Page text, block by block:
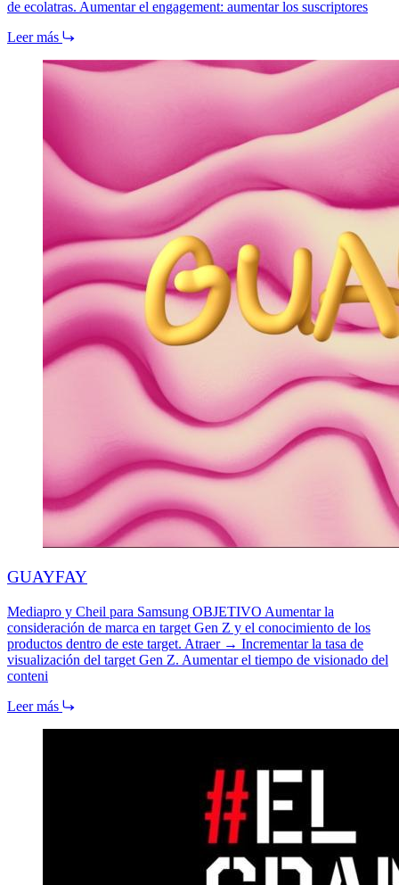
de ecolatras. Aumentar el engagement: aumentar los suscriptores
Leer más
GUAYFAY
Mediapro y Cheil para Samsung OBJETIVO Aumentar la
consideración de marca en target Gen Z y el conocimiento de los
productos dentro de este target. Atraer → Incrementar la tasa de
visualización del target Gen Z. Aumentar el tiempo de visionado del
conteni
Leer más